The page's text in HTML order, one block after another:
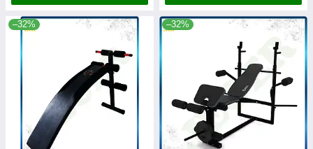
–32% –32%